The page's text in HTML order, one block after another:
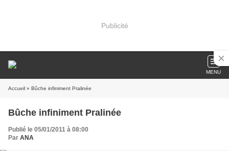
Publicité
MENU
Accueil » Bûche infiniment Pralinée
Bûche infiniment Pralinée
Publié le 05/01/2011 à 08:00
Par ANA